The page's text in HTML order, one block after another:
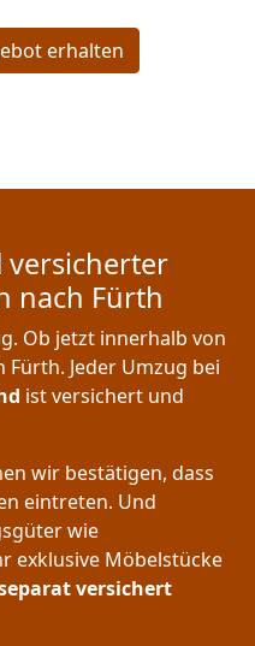
erhalten
versicherter
nach Fürth
Ob jetzt innerhalb von
Jeder Umzug bei
ist versichert und
wir bestätigen, dass
eintreten. Und
wie
exklusive Möbelstücke
versichert